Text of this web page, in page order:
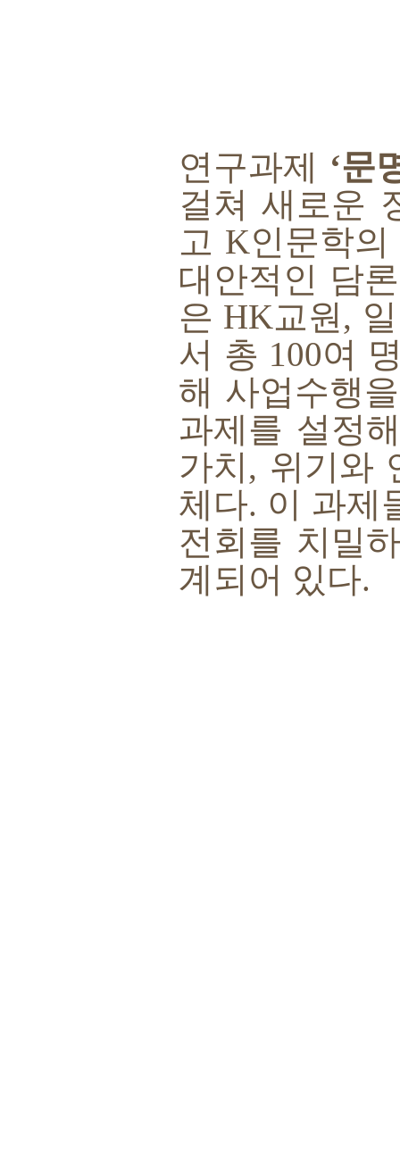
연구과제 ‘문
걸쳐 새로운
고 K인문학
대안적인 담론
은 HK교원,
서 총 100여
해 사업수행
과제를 설정
가치, 위기와
체다. 이 과제
전회를 치밀
계되어 있다.